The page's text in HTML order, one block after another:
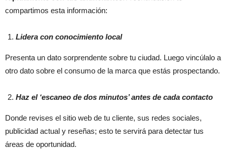
compartimos esta información:
Lidera con conocimiento local
Presenta un dato sorprendente sobre tu ciudad. Luego vincúlalo a
otro dato sobre el consumo de la marca que estás prospectando.
Haz el ‘escaneo de dos minutos’ antes de cada contacto
Donde revises el sitio web de tu cliente, sus redes sociales,
publicidad actual y reseñas; esto te servirá para detectar tus
áreas de oportunidad.